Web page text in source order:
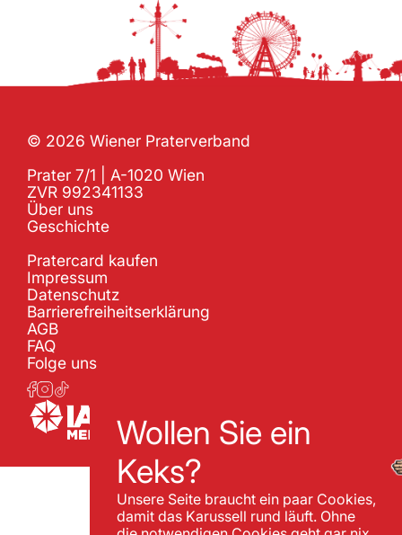
Wollen Sie ein
Keks?
Unsere Seite braucht ein paar Cookies,
damit das Karussell rund läuft. Ohne
© 2026 Wiener Praterverband
Prater 7/1 | A-1020 Wien
ZVR 992341133
Über uns
Geschichte
Pratercard kaufen
Impressum
Datenschutz
Barrierefreiheitserklärung
AGB
FAQ
Folge uns